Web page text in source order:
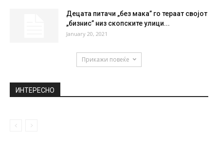
Децата питачи „без мака” го тераат својот
„бизнис” низ скопските улици...
January 20, 2021
Прикажи повеќе
ИНТЕРЕСНО